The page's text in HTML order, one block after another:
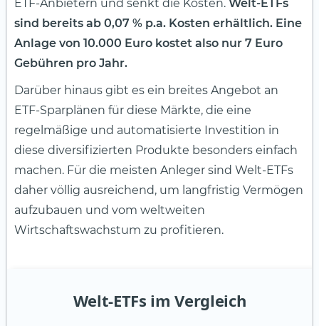
ETF-Anbietern und senkt die Kosten. Welt-ETFs
sind bereits ab 0,07 % p.a. Kosten erhältlich. Eine
Anlage von 10.000 Euro kostet also nur 7 Euro
Gebühren pro Jahr.
Darüber hinaus gibt es ein breites Angebot an
ETF-Sparplänen für diese Märkte, die eine
regelmäßige und automatisierte Investition in
diese diversifizierten Produkte besonders einfach
machen. Für die meisten Anleger sind Welt-ETFs
daher völlig ausreichend, um langfristig Vermögen
aufzubauen und vom weltweiten
Wirtschaftswachstum zu profitieren.
Welt-ETFs im Vergleich